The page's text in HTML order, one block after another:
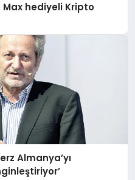
Max hediyeli Kripto